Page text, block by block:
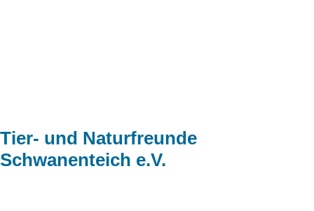
Tier- und Naturfreunde
Schwanenteich e.V.